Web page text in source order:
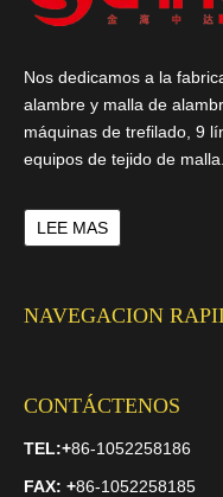
Nos dedicamos a la
alambre y malla de
máquinas de trefilado, 9
equipos de tejido de malla.
LEE MAS
NAVEGACION
CONTÁCTENOS
TEL:+86-1052258186
FAX: +86-1052258185